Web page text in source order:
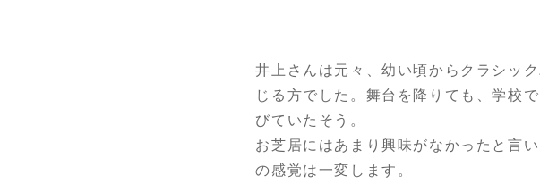
井上さんは元々、幼い頃からクラシッ
じる方でした。舞台を降りても、学校
びていたそう。
お芝居にはあまり興味がなかったと言
の感覚は一変します。